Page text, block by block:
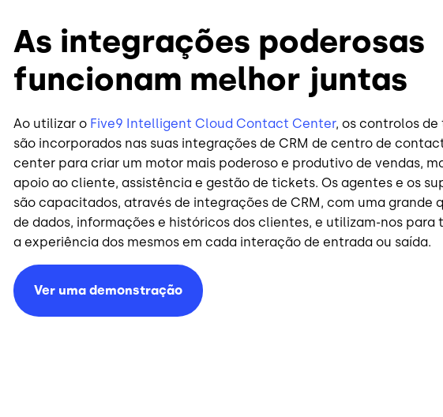
As integrações poderosas
funcionam melhor juntas
Ao utilizar o Five9 Intelligent Cloud Contact Center, os controlos
são incorporados nas suas integrações de CRM de centro de
center para criar um motor mais poderoso e produtivo de vendas,
apoio ao cliente, assistência e gestão de tickets. Os agentes e os
são capacitados, através de integrações de CRM, com uma grande
de dados, informações e históricos dos clientes, e utilizam-nos para
a experiência dos mesmos em cada interação de entrada ou saída.
Ver uma demonstração